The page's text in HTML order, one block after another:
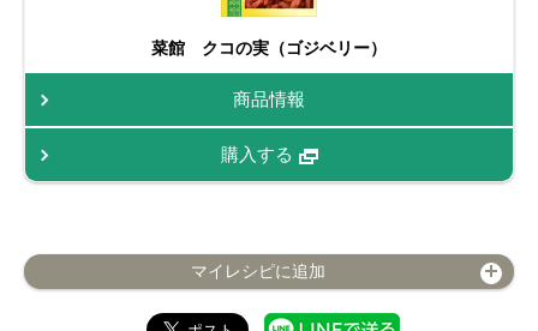
菜館 クコの実（ゴジベリー）
商品情報
購入する
マイレシピに追加